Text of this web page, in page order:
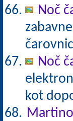
Noč
Noč
kot